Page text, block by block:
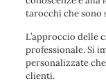
tarocchi che sono
L’approccio delle
professionale. Si
personalizzate
clienti.